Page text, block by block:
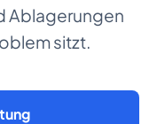
Ablagerungen
sitzt.